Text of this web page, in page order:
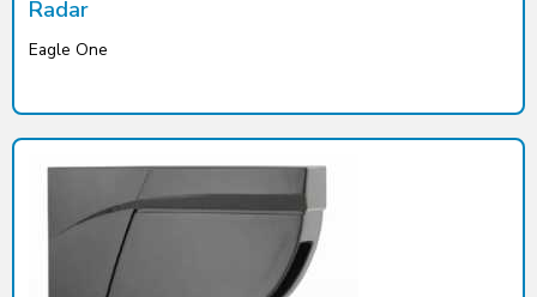
Radar
Eagle One